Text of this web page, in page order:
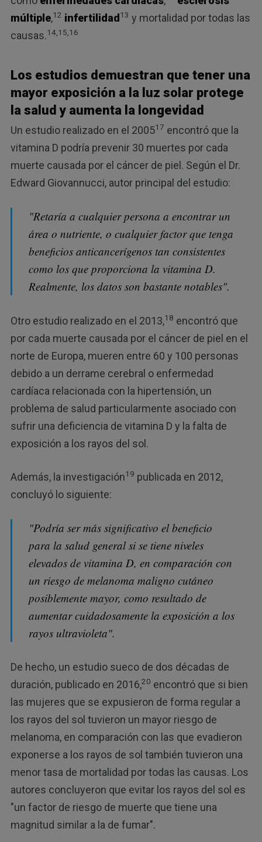
múltiple,12 infertilidad13 y mortalidad por todas las
causas.14,15,16
Los estudios demuestran que tener una
mayor exposición a la luz solar protege
la salud y aumenta la longevidad
Un estudio realizado en el 200517 encontró que la
vitamina D podría prevenir 30 muertes por cada
muerte causada por el cáncer de piel. Según el Dr.
Edward Giovannucci, autor principal del estudio:
"Retaría a cualquier persona a encontrar un
área o nutriente, o cualquier factor que tenga
beneficios anticancerígenos tan consistentes
como los que proporciona la vitamina D.
Realmente, los datos son bastante notables".
Otro estudio realizado en el 2013,18 encontró que
por cada muerte causada por el cáncer de piel en el
norte de Europa, mueren entre 60 y 100 personas
debido a un derrame cerebral o enfermedad
cardíaca relacionada con la hipertensión, un
problema de salud particularmente asociado con
sufrir una deficiencia de vitamina D y la falta de
exposición a los rayos del sol.
Además, la investigación19 publicada en 2012,
concluyó lo siguiente:
"Podría ser más significativo el beneficio
para la salud general si se tiene niveles
elevados de vitamina D, en comparación con
un riesgo de melanoma maligno cutáneo
posiblemente mayor, como resultado de
aumentar cuidadosamente la exposición a los
rayos ultravioleta".
De hecho, un estudio sueco de dos décadas de
duración, publicado en 2016,20 encontró que si bien
las mujeres que se expusieron de forma regular a
los rayos del sol tuvieron un mayor riesgo de
melanoma, en comparación con las que evadieron
exponerse a los rayos de sol también tuvieron una
menor tasa de mortalidad por todas las causas. Los
autores concluyeron que evitar los rayos del sol es
"un factor de riesgo de muerte que tiene una
magnitud similar a la de fumar".